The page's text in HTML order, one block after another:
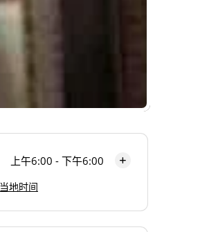
上午6:00 - 下午6:00
上午6:00 - 下午6:00
地时间